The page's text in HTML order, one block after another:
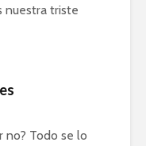
nuestra triste
no? Todo se lo